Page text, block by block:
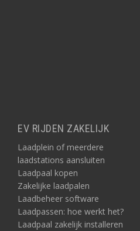
EV RIJDEN ZAKELIJK
Laadplein of meerdere
laadstations aansluiten
Laadpaal kopen
Zakelijke laadpalen
Laadbeheer software
Laadpassen: hoe werkt het?
Laadpaal zakelijk installeren